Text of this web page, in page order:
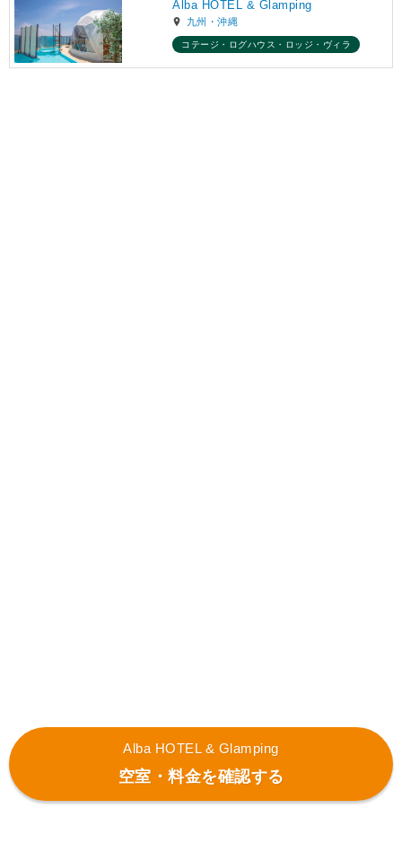
Alba HOTEL & Glamping
九州・沖縄
コテージ・ログハウス・ロッジ・ヴィラ
Alba HOTEL & Glamping
空室・料金を確認する